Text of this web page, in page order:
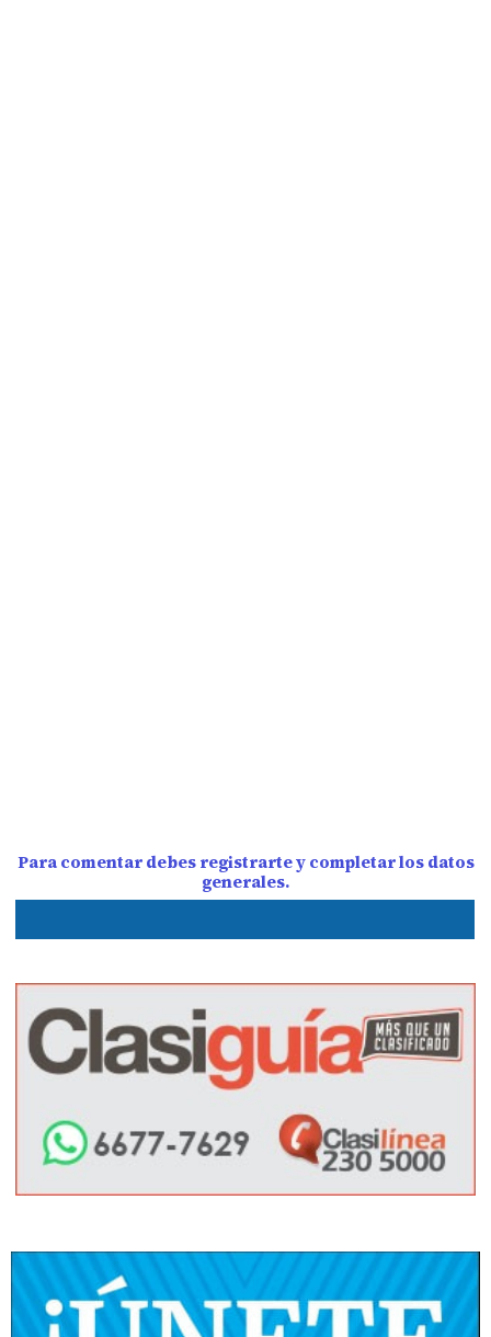
Para comentar debes registrarte y completar los datos
generales.